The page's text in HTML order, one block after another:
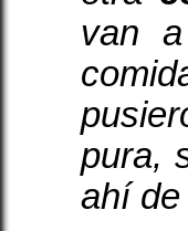
van
pura,
ahí de